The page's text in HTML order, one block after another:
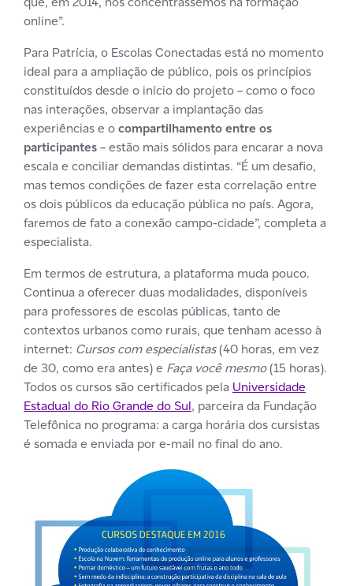
online”.
Para Patrícia, o Escolas Conectadas está no momento
ideal para a ampliação de público, pois os princípios
constituídos desde o início do projeto – como o foco
nas interações, observar a implantação das
experiências e ocompartilhamento entre os
participantes– estão mais sólidos para encarar a nova
escala e conciliar demandas distintas. “É um desafio,
mas temos condições de fazer esta correlação entre
os dois públicos da educação pública no país. Agora,
faremos de fato a conexão campo-cidade”, completa a
especialista.
Em termos de estrutura, a plataforma muda pouco.
Continua a oferecer duas modalidades, disponíveis
para professores de escolas públicas, tanto de
contextos urbanos como rurais, que tenham acesso à
internet: Cursos com especialistas(40 horas, em vez
de 30, como era antes) e Faça você mesmo(15 horas).
Todos os cursos são certificados pela Universidade
Estadual do Rio Grande do Sul, parceira da Fundação
Telefônica no programa: a carga horária dos cursistas
é somada e enviada por e-mail no final do ano.